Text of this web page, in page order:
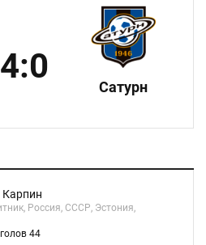
4:0
Сатурн
Карпин
Россия, СССР, Эстония,
44